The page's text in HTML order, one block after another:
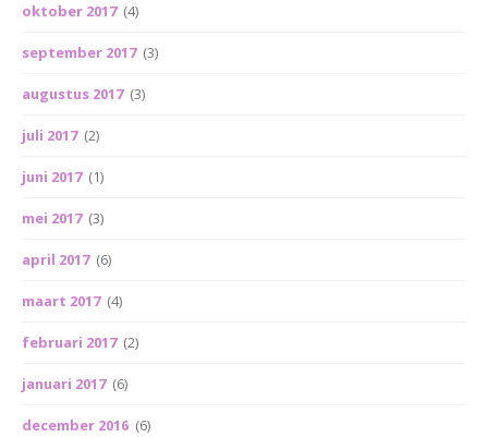
oktober 2017 (4)
september 2017 (3)
augustus 2017 (3)
juli 2017 (2)
juni 2017 (1)
mei 2017 (3)
april 2017 (6)
maart 2017 (4)
februari 2017 (2)
januari 2017 (6)
december 2016 (6)